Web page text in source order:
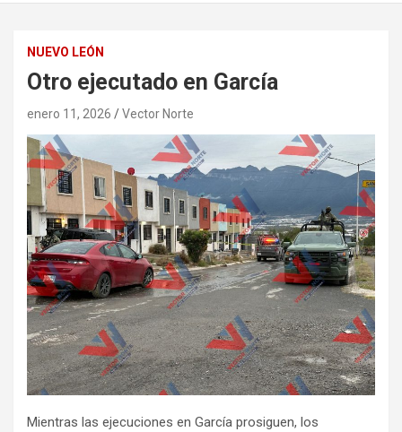
NUEVO LEÓN
Otro ejecutado en García
enero 11, 2026 Vector Norte
Mientras las ejecuciones en García prosiguen, los